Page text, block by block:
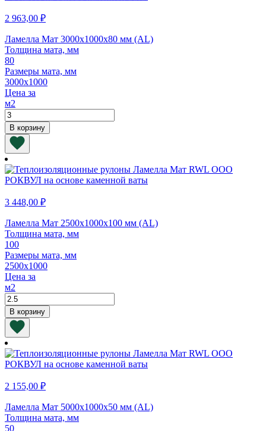
2 963,00 ₽
Ламелла Мат 3000х1000х80 мм (AL)
Толщина мата, мм
80
Размеры мата, мм
3000х1000
Цена за
м2
Количество
товара
Ламелла
Мат
3000х1000х80
мм
(AL)
В корзину
3 448,00 ₽
Ламелла Мат 2500х1000х100 мм (AL)
Толщина мата, мм
100
Размеры мата, мм
2500х1000
Цена за
м2
Количество
товара
Ламелла
Мат
2500х1000х100
мм
(AL)
В корзину
2 155,00 ₽
Ламелла Мат 5000х1000х50 мм (AL)
Толщина мата, мм
50